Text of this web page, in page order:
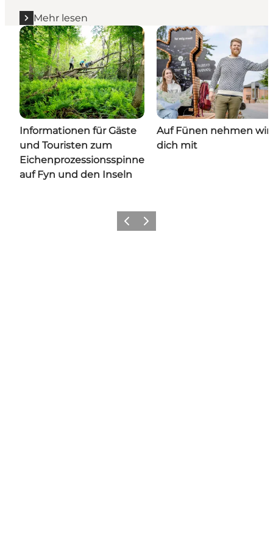
Mehr lesen
Informationen für Gäste
und Touristen zum
Eichenprozessionsspinner
auf Fyn und den Inseln
Auf Fünen nehmen wir
dich mit
ZurückWeiter